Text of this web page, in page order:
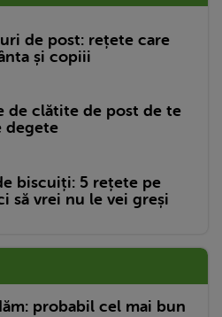
de post: rețete care
și copiii
de clătite de post de te
degete
biscuiți: 5 rețete pe
să vrei nu le vei greși
probabil cel mai bun